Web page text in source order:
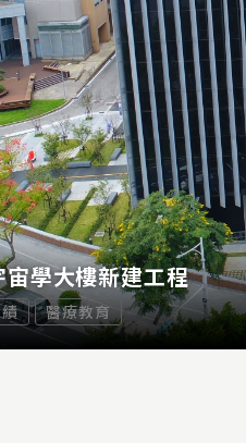
學大樓新建工程
醫療教育